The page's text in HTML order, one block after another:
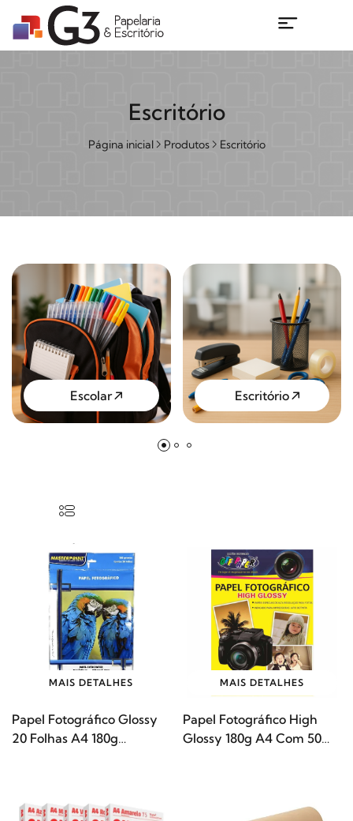
Escritório
Página inicial Produtos Escritório
Escolar Escritório
MAIS DETALHES
Papel Fotográfico Glossy
20 Folhas A4 180g
MAIS DETALHES
Papel Fotográfico High
Glossy 180g A4 Com 50